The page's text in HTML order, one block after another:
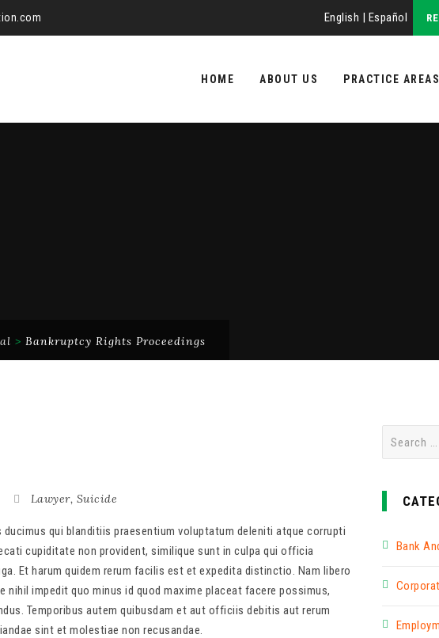
English | Español
content
HOME ABOUT US PRACTICE AREAS
> Bankruptcy Rights Proceedings
Lawyer, Suicide
qui blanditiis praesentium voluptatum deleniti atque corrupti
cupiditate non provident, similique sunt in culpa qui officia
Et harum quidem rerum facilis est et expedita distinctio. Nam libero
impedit quo minus id quod maxime placeat facere possimus,
Temporibus autem quibusdam et aut officiis debitis aut rerum
sint et molestiae non recusandae.
Bank